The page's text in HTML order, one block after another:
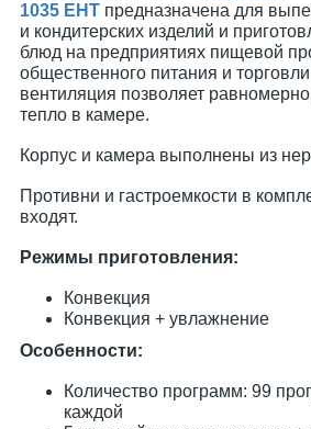
1035 EHT предназначена для
и кондитерских изделий и
блюд на предприятиях пищевой
общественного питания и
вентиляция позволяет
тепло в камере.
Корпус и камера выполнены из
Противни и гастроемкости в
входят.
Режимы приготовления:
Конвекция
Конвекция + увлажнение
Особенности:
Количество программ: 99
каждой